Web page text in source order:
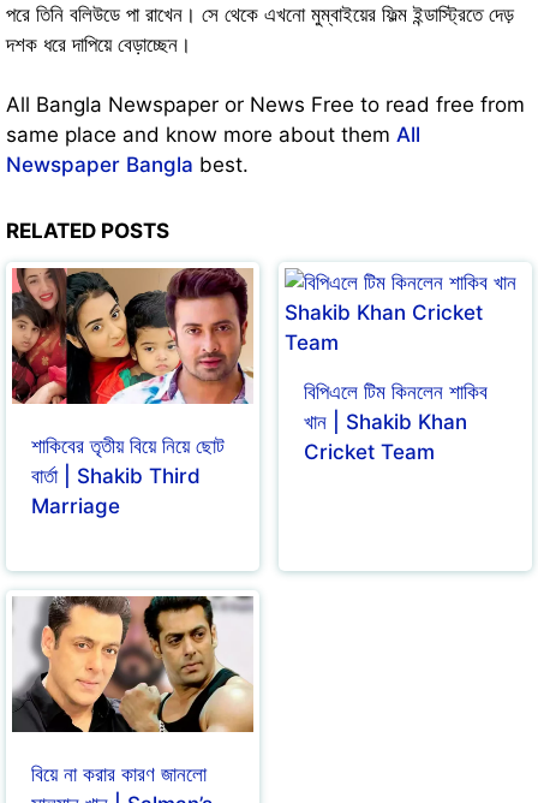
পরে তিনি বলিউডে পা রাখেন। সে থেকে এখনো মুম্বাইয়ের ফিল্ম ইন্ডাস্ট্রিতে দেড়
দশক ধরে দাপিয়ে বেড়াচ্ছেন।
All Bangla Newspaper or News Free to read free from
same place and know more about them All
Newspaper Bangla best.
RELATED POSTS
শাকিবের তৃতীয় বিয়ে নিয়ে ছোট
বার্তা | Shakib Third
Marriage
বিপিএলে টিম কিনলেন শাকিব
খান | Shakib Khan
Cricket Team
বিয়ে না করার কারণ জানলো